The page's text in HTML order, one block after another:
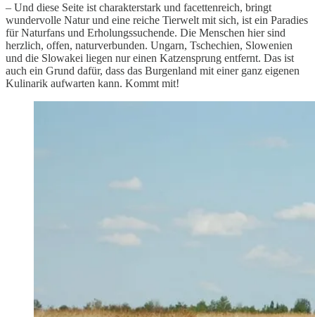
– Und diese Seite ist charakterstark und facettenreich, bringt
wundervolle Natur und eine reiche Tierwelt mit sich, ist ein Paradies
für Naturfans und Erholungssuchende. Die Menschen hier sind
herzlich, offen, naturverbunden. Ungarn, Tschechien, Slowenien
und die Slowakei liegen nur einen Katzensprung entfernt. Das ist
auch ein Grund dafür, dass das Burgenland mit einer ganz eigenen
Kulinarik aufwarten kann. Kommt mit!